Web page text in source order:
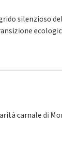
silenzioso
carnale di